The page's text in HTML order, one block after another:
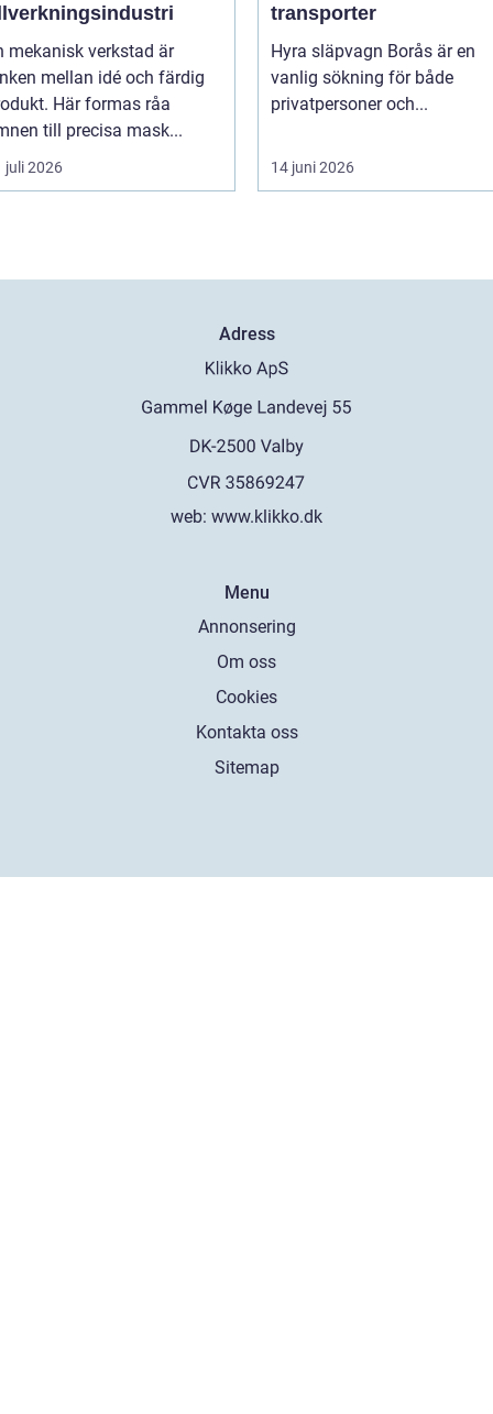
mekanisk verkstad är
mellan idé och färdig
Här formas råa
till precisa mask...
juli 2026
transporter
Hyra släpvagn Borås är en
vanlig sökning för både
privatpersoner och...
14 juni 2026
Adress
web: www.klikko.dk
Menu
Annonsering
Om oss
Cookies
Kontakta oss
Sitemap